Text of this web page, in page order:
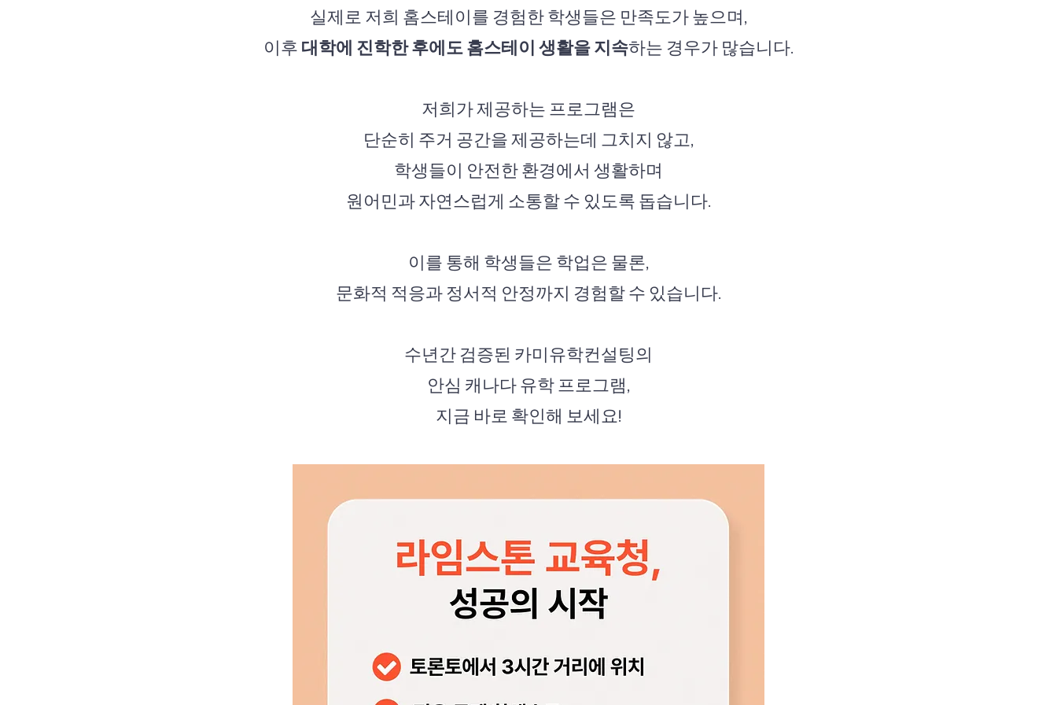
실제로 저희 홈스테이를 경험한 학생들은 만족도가 높으며,
이후 대학에 진학한 후에도 홈스테이 생활을 지속하는 경우가 많습니다.
저희가 제공하는 프로그램은
단순히 주거 공간을 제공하는데 그치지 않고,
학생들이 안전한 환경에서 생활하며
원어민과 자연스럽게 소통할 수 있도록 돕습니다.
이를 통해 학생들은 학업은 물론,
문화적 적응과 정서적 안정까지 경험할 수 있습니다.
수년간 검증된 카미유학컨설팅의
안심 캐나다 유학 프로그램,
지금 바로 확인해 보세요!